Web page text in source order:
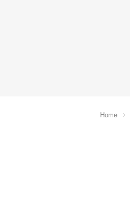
Home